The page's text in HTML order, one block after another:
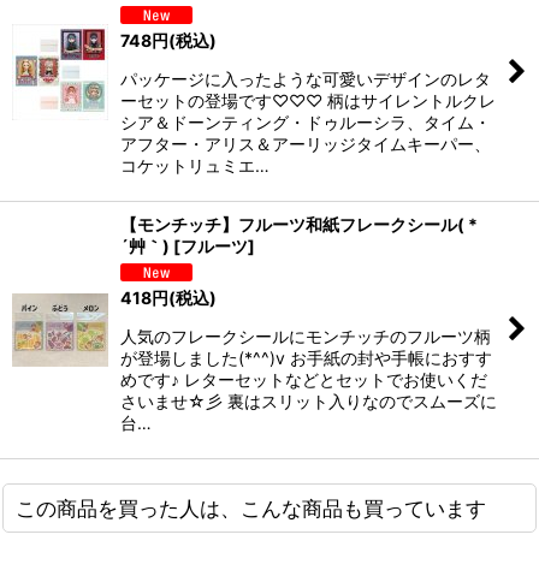
748円(税込)
パッケージに入ったような可愛いデザインのレタ
ーセットの登場です♡♡♡ 柄はサイレントルクレ
シア＆ドーンティング・ドゥルーシラ、タイム・
アフター・アリス＆アーリッジタイムキーパー、
コケットリュミエ…
【モンチッチ】フルーツ和紙フレークシール( *
´艸｀) [フルーツ]
418円(税込)
人気のフレークシールにモンチッチのフルーツ柄
が登場しました(*^^)v お手紙の封や手帳におすす
めです♪ レターセットなどとセットでお使いくだ
さいませ☆彡 裏はスリット入りなのでスムーズに
台…
この商品を買った人は、こんな商品も買っています